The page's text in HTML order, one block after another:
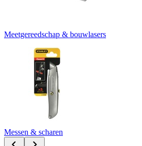
Meetgereedschap & bouwlasers
Messen & scharen